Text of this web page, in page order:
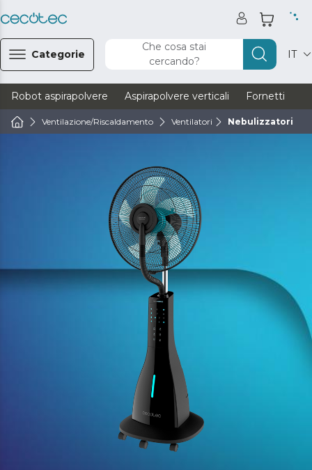
Categorie
Che cosa stai
cercando?
IT
Robot aspirapolvere Aspirapolvere verticali Fornetti
Ventilazione/Riscaldamento Ventilatori Nebulizzatori